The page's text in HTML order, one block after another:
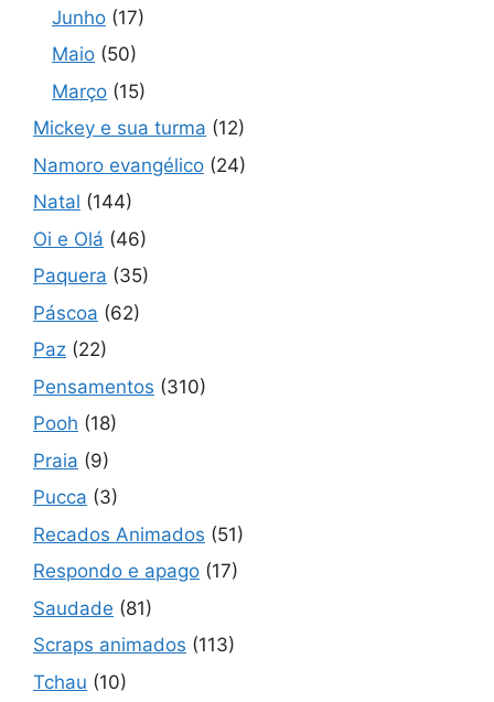
Junho (17)
Maio (50)
Março (15)
Mickey e sua turma (12)
Namoro evangélico (24)
Natal (144)
Oi e Olá (46)
Paquera (35)
Páscoa (62)
Paz (22)
Pensamentos (310)
Pooh (18)
Praia (9)
Pucca (3)
Recados Animados (51)
Respondo e apago (17)
Saudade (81)
Scraps animados (113)
Tchau (10)